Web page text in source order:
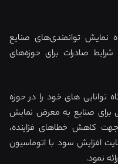
نمایش توانمندی‌های صنایع
صادرات برای حوزه‌های
توانایی های خود را در حوزه
برای صنایع به معرض نمایش
کاهش خطاهای فزاینده،
افزایش سود با اتوماسیون
نمود.